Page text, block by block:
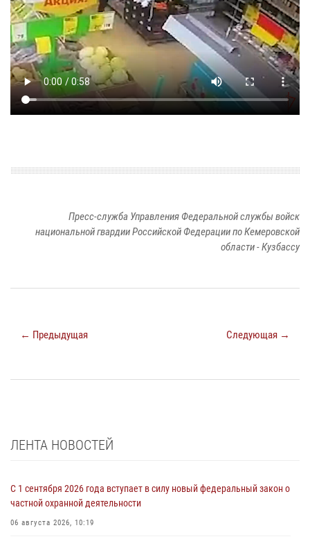
Пресс-служба Управления Федеральной службы войск
национальной гвардии Российской Федерации по Кемеровской
области - Кузбассу
← Предыдущая Следующая →
ЛЕНТА НОВОСТЕЙ
С 1 сентября 2026 года вступает в силу новый федеральный закон о
частной охранной деятельности
06 августа 2026, 10:19